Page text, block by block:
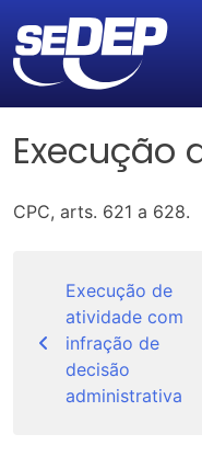
Execução
CPC, arts. 621 a 628.
Post
Execução de
atividade com
infração de
decisão
administrativa